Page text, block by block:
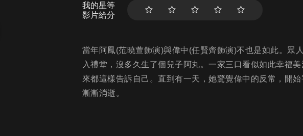
我的星等
影片給分
當年阿鳳(范曉萱飾演)與偉中(任賢齊飾演)不也是如此。眾
入禮堂，沒多久生了個兒子阿丸。一家三口看似如此幸福
來都這樣告訴自己。直到有一天，她驚覺偉中的反常，開
漸漸消逝。